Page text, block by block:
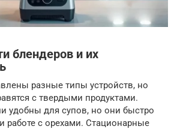
блендеров и их
разные типы устройств, но
с твердыми продуктами.
удобны для супов, но они быстро
работе с орехами. Стационарные